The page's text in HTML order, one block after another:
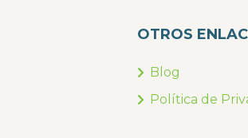
OTROS
Blog
Política de